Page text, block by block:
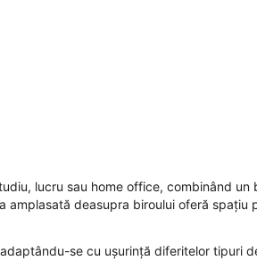
lucru sau home office, combinând un
deasupra biroului oferă spațiu
se cu ușurință diferitelor tipuri